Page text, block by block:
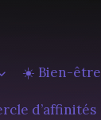
☀️ Bien-être
d’affinités